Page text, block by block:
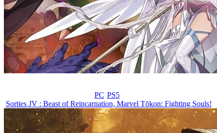
PC PS5
Sorties JV : Beast of Reincarnation, Marvel Tōkon: Fighting Souls!